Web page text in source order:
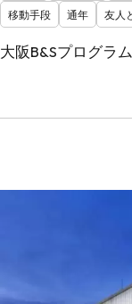
移動手段
通年 友人
大阪B&Sプログラム